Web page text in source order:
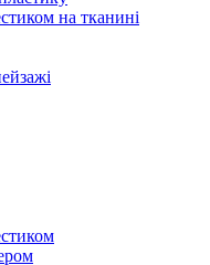
на тканині